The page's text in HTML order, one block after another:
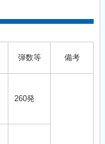
弾数等 備考
260発